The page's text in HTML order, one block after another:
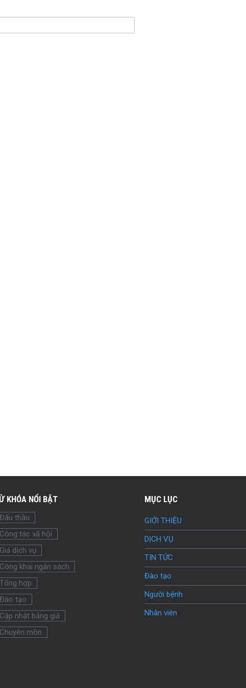
KHÓA NỔI BẬT
Đấu thầu
Công tác xã hội
Giá dịch vụ
Công khai ngân sách
Tổng hợp
Đào tạo
Cập nhật bảng giá
Chuyên môn
MỤC LỤC
GIỚI THIỆU
DỊCH VỤ
TIN TỨC
Đào tạo
Người bệnh
Nhân viên